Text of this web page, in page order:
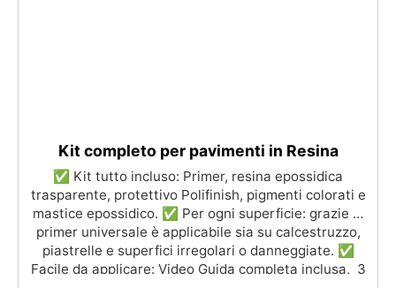
Kit completo per pavimenti in Resina
✅ Kit tutto incluso: Primer, resina epossidica
trasparente, protettivo Polifinish, pigmenti colorati e
mastice epossidico. ✅ Per ogni superficie: grazie al
primer universale è applicabile sia su calcestruzzo,
piastrelle e superfici irregolari o danneggiate. ✅
Facile da applicare: Video Guida completa inclusa, 3